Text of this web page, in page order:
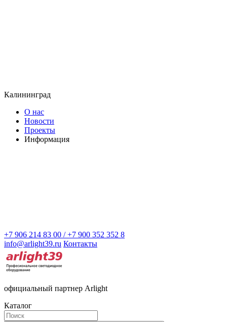
Калининград
О нас
Новости
Проекты
Информация
+7 906 214 83 00 / +7 900 352 352 8
info@arlight39.ru Контакты
официальный партнер Arlight
Каталог